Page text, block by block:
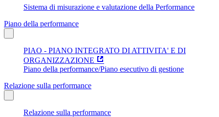
Sistema di misurazione e valutazione della Performance
Piano della performance
PIAO - PIANO INTEGRATO DI ATTIVITA' E DI
ORGANIZZAZIONE
Piano della performance/Piano esecutivo di gestione
Relazione sulla performance
Relazione sulla performance